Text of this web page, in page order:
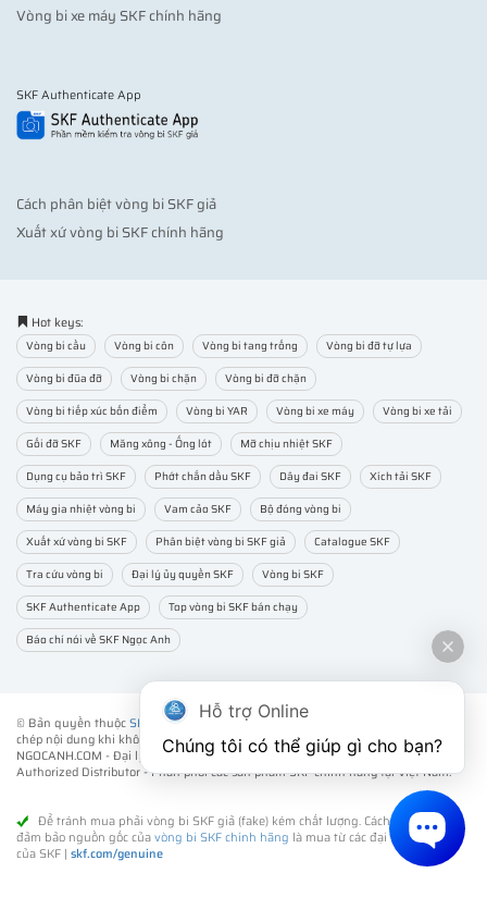
Vòng bi xe máy SKF chính hãng
SKF Authenticate App
Cách phân biệt vòng bi SKF giả
Xuất xứ vòng bi SKF chính hãng
Hot keys:
Vòng bi cầu Vòng bi côn Vòng bi tang trống
Vòng bi đỡ tự lựa
Vòng bi đũa đỡ
Vòng bi chặn
Vòng bi đỡ chặn
Vòng bi tiếp xúc bốn điểm
Vòng bi YAR Vòng bi xe máy
Vòng bi xe tải
Gối đỡ SKF
Măng xông - Ống lót
Mỡ chịu nhiệt SKF
Dụng cụ bảo trì SKF
Phớt chắn dầu SKF Dây đai SKF
Xích tải SKF
Máy gia nhiệt vòng bi
Vam cảo SKF
Bộ đóng vòng bi
Xuất xứ vòng bi SKF
Phân biệt vòng bi SKF giả
Catalogue SKF
Tra cứu vòng bi
Đại lý ủy quyền SKF
Vòng bi SKF
SKF Authenticate App
Top vòng bi SKF bán chạy
Báo chí nói về SKF Ngọc Anh
© Bản quyền thuộcSKF NGỌC ANH. ® All rights reserved - Vui lòng không sao
chép nội dung khi không được sự đồng ý của chúng tôi.
NGOCANH.COM - Đại lý ủy quyền vòng bi bạc đạn SKF chính hãng -SKF
Authorized Distributor- Phân phối các sản phẩm SKF chính hãng tại Việt Nam.
Để tránh mua phải vòng bi SKF giả (fake) kém chất lượng. Cách tốt nhất để
đảm bảo nguồn gốc củavòng bi SKF chính hãng là mua từ các đại lý ủy quyền
của SKF | skf.com/genuine
Hỗ trợ Online
Chúng tôi có thể giúp gì cho bạn?